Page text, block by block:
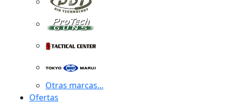
Otras marcas...
Ofertas